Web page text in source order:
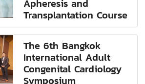
Apheresis and
Transplantation Course
The 6th Bangkok
International Adult
Congenital Cardiology
Symposium